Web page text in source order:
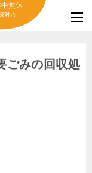
無休
対応
ごみの回収処